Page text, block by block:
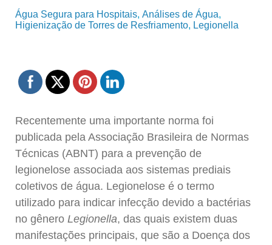
Água Segura para Hospitais Análises de Água
Higienização de Torres de Resfriamento Legionella
Recentemente uma importante norma foi
publicada pela Associação Brasileira de Normas
Técnicas (ABNT) para a prevenção de
legionelose associada aos sistemas prediais
coletivos de água. Legionelose é o termo
utilizado para indicar infecção devido a bactérias
no gênero Legionella, das quais existem duas
manifestações principais, que são a Doença dos